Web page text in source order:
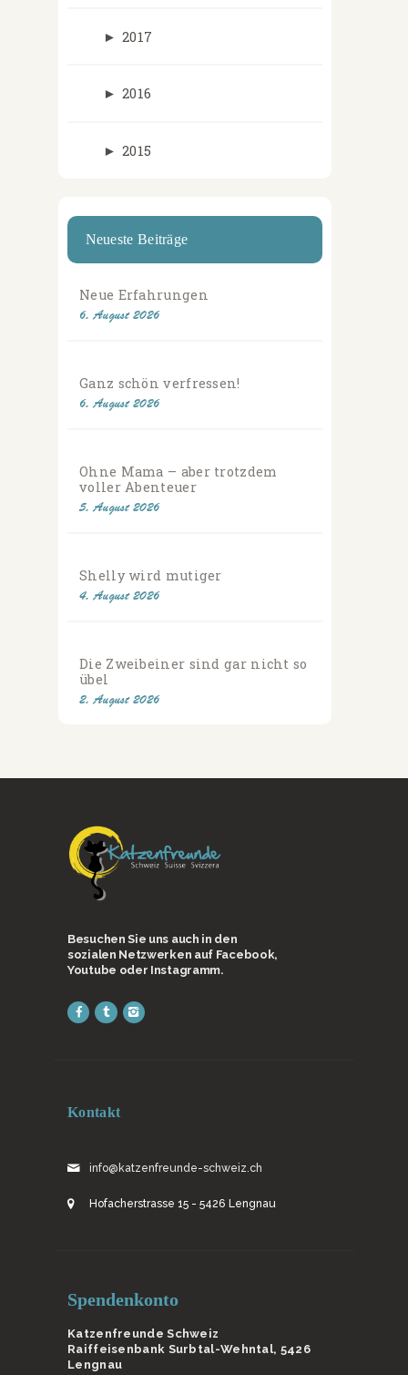
► 2017
► 2016
► 2015
Neueste Beiträge
Neue Erfahrungen
6. August 2026
Ganz schön verfressen!
6. August 2026
Ohne Mama – aber trotzdem
voller Abenteuer
5. August 2026
Shelly wird mutiger
4. August 2026
Die Zweibeiner sind gar nicht so
übel
2. August 2026
Besuchen Sie uns auch in den
sozialen Netzwerken auf Facebook,
Youtube oder Instagramm.
Kontakt
info@katzenfreunde-schweiz.ch
Hofacherstrasse 15 - 5426 Lengnau
Spendenkonto
Katzenfreunde Schweiz
Raiffeisenbank Surbtal-Wehntal, 5426
Lengnau